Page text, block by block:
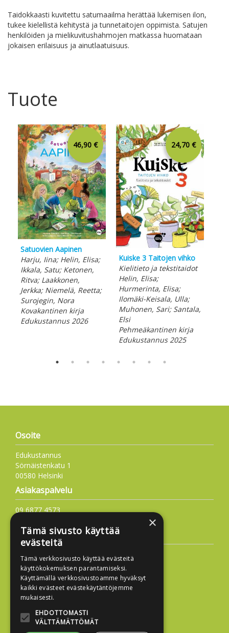
Taidokkaasti kuvitettu satumaailma herättää lukemisen ilon,
tukee kielellistä kehitystä ja tunnetaitojen oppimista. Satujen
henkilöiden ja mielikuvitushahmojen matkassa huomataan
jokaisen erilaisuus ja ainutlaatuisuus.
Tuote
46,90 €
Satuovien Aapinen
Harju, Iina; Helin, Elisa;
Ikkala, Satu; Ketonen,
Ritva; Laakkonen,
Jerkka; Niemelä, Reetta;
Surojegin, Nora
Kovakantinen kirja
Edukustannus 2026
24,70 €
Kuiske 3 Taitojen vihko
Kielitieto ja tekstitaidot
Helin, Elisa;
Hurmerinta, Elisa;
Ilomäki-Keisala, Ulla;
Muhonen, Sari; Santala,
Elsi
Pehmeäkantinen kirja
Edukustannus 2025
Osoite
Edukustannus
Sörnäistenkatu 1
00580 Helsinki
Asiakaspalvelu
09 6877 4573
Lisätietoa
Toimitusehdot
Käyttöohjeet
Tietosuojaseloste
Saavutettavuusseloste
×
Tämä sivusto käyttää
evästeitä
Tämä verkkosivusto käyttää evästeitä
käyttökokemuksen parantamiseksi.
Käyttämällä verkkosivustoamme hyväksyt
kaikki evästeet evästekäytäntöjemme
mukaisesti.
EHDOTTOMASTI
VÄLTTÄMÄTTÖMÄT